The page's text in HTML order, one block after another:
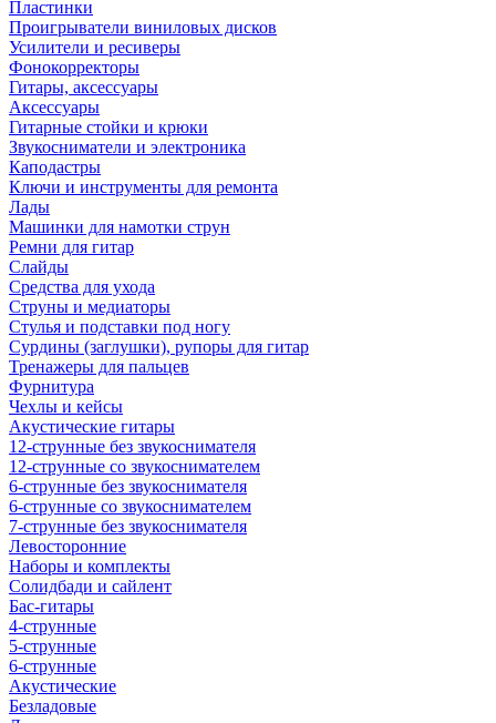
Пластинки
Проигрыватели виниловых дисков
Усилители и ресиверы
Фонокорректоры
Гитары, аксессуары
Аксессуары
Гитарные стойки и крюки
Звукосниматели и электроника
Каподастры
Ключи и инструменты для ремонта
Лады
Машинки для намотки струн
Ремни для гитар
Слайды
Средства для ухода
Струны и медиаторы
Стулья и подставки под ногу
Сурдины (заглушки), рупоры для гитар
Тренажеры для пальцев
Фурнитура
Чехлы и кейсы
Акустические гитары
12-струнные без звукоснимателя
12-струнные со звукоснимателем
6-струнные без звукоснимателя
6-струнные со звукоснимателем
7-струнные без звукоснимателя
Левосторонние
Наборы и комплекты
Солидбади и сайлент
Бас-гитары
4-струнные
5-струнные
6-струнные
Акустические
Безладовые